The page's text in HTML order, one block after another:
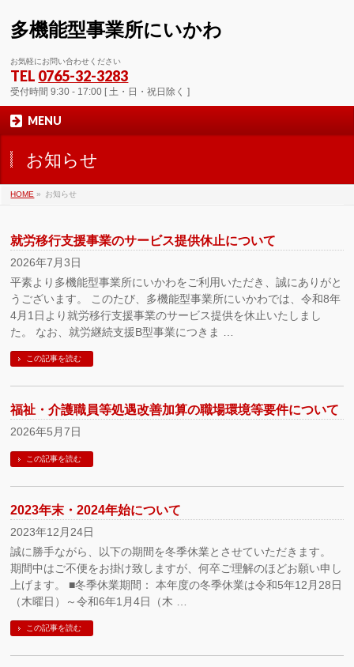
多機能型事業所にいかわ
お気軽にお問い合わせください
TEL 0765-32-3283
受付時間 9:30 - 17:00 [ 土・日・祝日除く ]
MENU
お知らせ
HOME » お知らせ
就労移行支援事業のサービス提供休止について
2026年7月3日
平素より多機能型事業所にいかわをご利用いただき、誠にありがと
うございます。 このたび、多機能型事業所にいかわでは、令和8年
4月1日より就労移行支援事業のサービス提供を休止いたしまし
た。 なお、就労継続支援B型事業につきま …
この記事を読む
福祉・介護職員等処遇改善加算の職場環境等要件について
2026年5月7日
この記事を読む
2023年末・2024年始について
2023年12月24日
誠に勝手ながら、以下の期間を冬季休業とさせていただきます。
期間中はご不便をお掛け致しますが、何卒ご理解のほどお願い申し
上げます。 ■冬季休業期間： 本年度の冬季休業は令和5年12月28日
（木曜日）～令和6年1月4日（木 …
この記事を読む